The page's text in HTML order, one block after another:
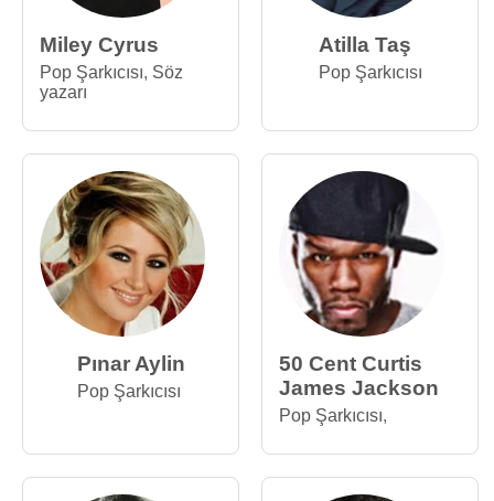
Miley Cyrus
Pop Şarkıcısı, Söz
yazarı
Atilla Taş
Pop Şarkıcısı
Pınar Aylin
Pop Şarkıcısı
50 Cent Curtis
James Jackson
Pop Şarkıcısı,